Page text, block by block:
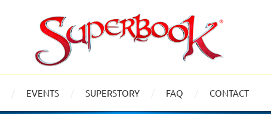
EVENTS SUPERSTORY FAQ CONTACT